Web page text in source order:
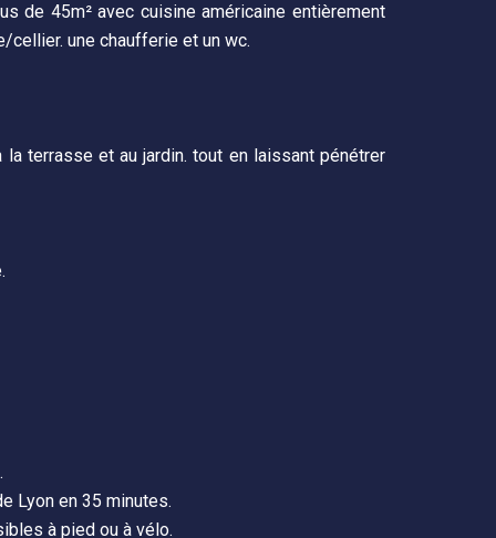
de 45m² avec cuisine américaine entièrement
cellier. une chaufferie et un wc.
terrasse et au jardin. tout en laissant pénétrer
Lyon en 35 minutes.
à pied ou à vélo.